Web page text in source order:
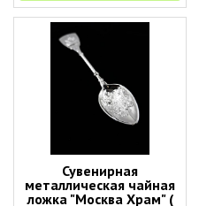
Сувенирная
металлическая чайная
ложка "Москва Храм" (